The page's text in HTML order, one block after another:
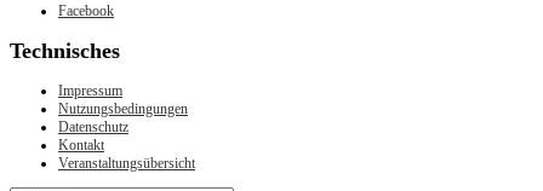
Facebook
Technisches
Impressum
Nutzungsbedingungen
Datenschutz
Kontakt
Veranstaltungsübersicht